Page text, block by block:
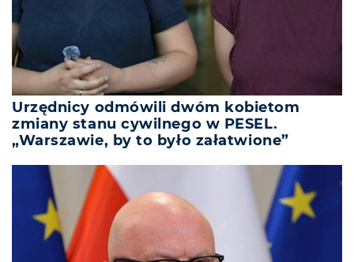
Urzędnicy odmówili dwóm kobietom
zmiany stanu cywilnego w PESEL.
„Warszawie, by to było załatwione”